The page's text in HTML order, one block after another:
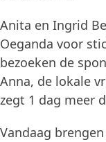
Anita en Ingrid
Oeganda voor
bezoeken de
Anna, de lokale
zegt 1 dag meer
Vandaag